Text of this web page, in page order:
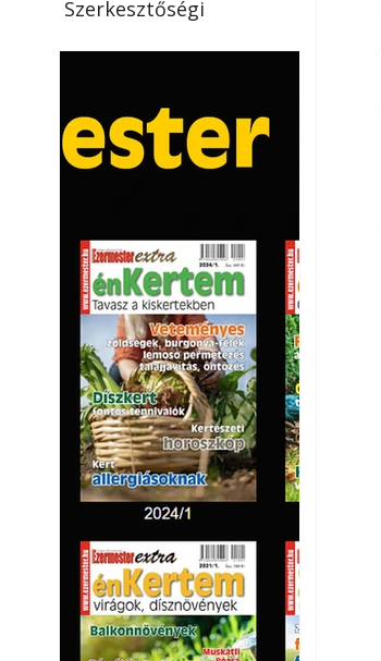
nyári hőhullámok gyakoribbá és
a megoldást a meleg ellen, ma
már egyre többen keresnek
olyan kültéri hűtési
vendégl
Szerkesztőségi